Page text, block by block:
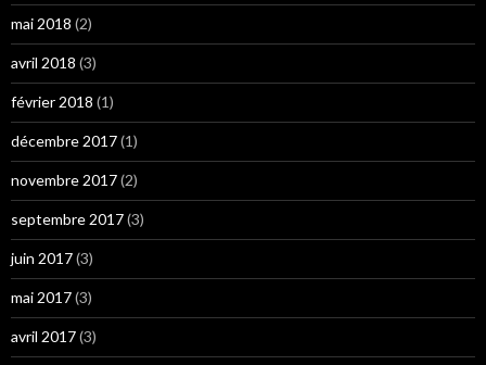
mai 2018 (2)
avril 2018 (3)
février 2018 (1)
décembre 2017(1)
novembre 2017(2)
septembre 2017(3)
juin 2017(3)
mai 2017(3)
avril 2017(3)